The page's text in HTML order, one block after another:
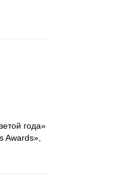
года»
Awards»,